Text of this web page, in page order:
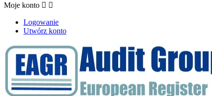
Moje konto  
Logowanie
Utwórz konto